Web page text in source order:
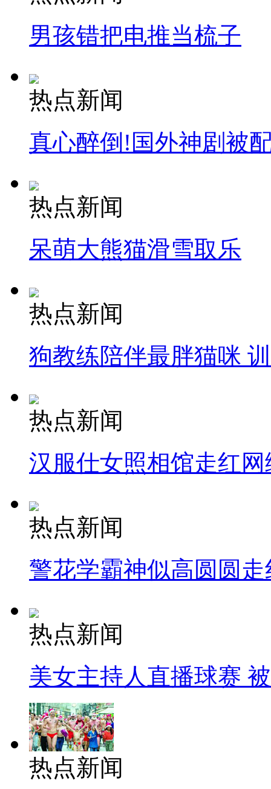
男孩错把电推当梳子
热点新闻
真心醉倒!国外神剧被
热点新闻
呆萌大熊猫滑雪取乐
热点新闻
狗教练陪伴最胖猫咪
热点新闻
汉服仕女照相馆走红网
热点新闻
警花学霸神似高圆圆走
热点新闻
美女主持人直播球赛
热点新闻